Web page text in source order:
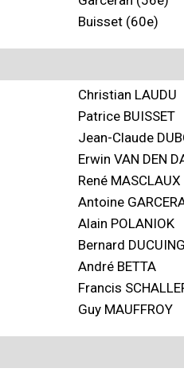
Buisset (60e)
Christian LAUDU
Patrice BUISSET
Jean-Claude
Erwin VAN DEN
René MASCLAUX
Antoine
Alain POLANIOK
Bernard DUCUING
André BETTA
Francis
Guy MAUFFROY